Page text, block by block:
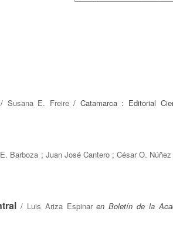
Susana E. Freire/ Catamarca : Editorial
Barboza ; Juan José Cantero;César O. Núñez
/ Luis Ariza Espinar en Boletín de la